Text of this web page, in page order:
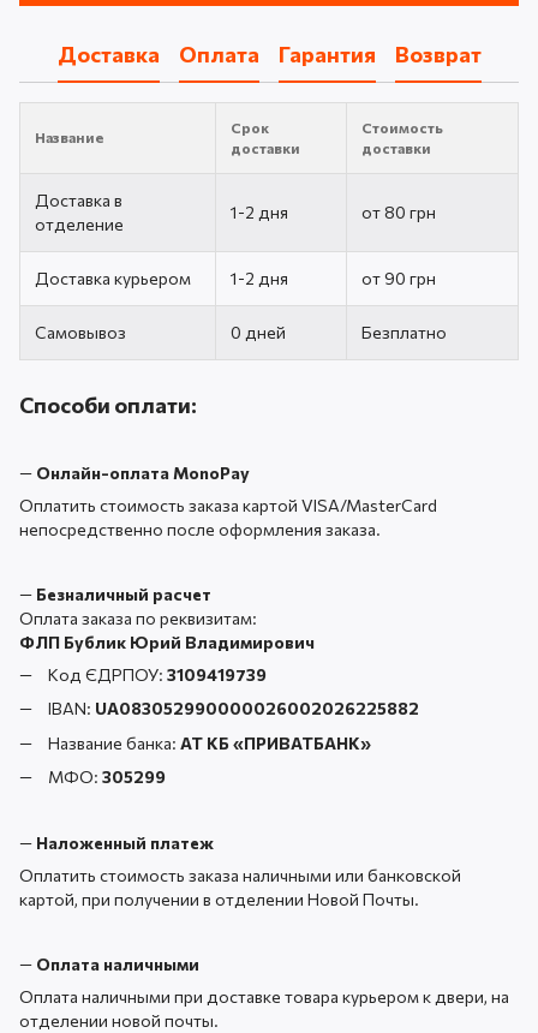
Доставка Оплата Гарантия Возврат
Название
Срок
доставки
Стоимость
доставки
Доставка в
отделение
1-2 дня от 80 грн
Доставка курьером 1-2 дня от 90 грн
Самовывоз 0 дней Безплатно
Способи оплати:
— Онлайн-оплата MonoPay
Оплатить стоимость заказа картой VISA/MasterCard
непосредственно после оформления заказа.
— Безналичный расчет
Оплата заказа по реквизитам:
ФЛП Бублик Юрий Владимирович
Код ЄДРПОУ: 3109419739
IBAN: UA083052990000026002026225882
Название банка: АТ КБ «ПРИВАТБАНК»
МФО: 305299
— Наложенный платеж
Оплатить стоимость заказа наличными или банковской
картой, при получении в отделении Новой Почты.
— Оплата наличными
Оплата наличными при доставке товара курьером к двери, на
отделении новой почты.